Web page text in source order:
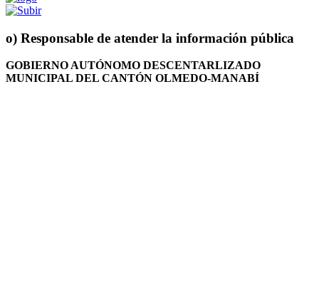
o) Responsable de atender la información pública
GOBIERNO AUTÓNOMO DESCENTARLIZADO
MUNICIPAL DEL CANTÓN OLMEDO-MANABÍ